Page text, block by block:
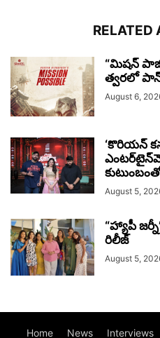
RELATED
“మిషన్
త్వరలో
August 6,
‘కొరియన్
August 5,
“హ్యాపీ
రిలీజ్
August 5,
Home News Interviews